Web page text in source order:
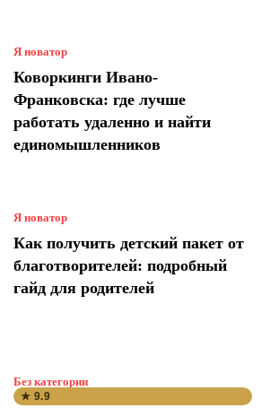
Я новатор
Коворкинги Ивано-
Франковска: где лучше
работать удаленно и найти
единомышленников
Я новатор
Как получить детский пакет от
благотворителей: подробный
гайд для родителей
Без категории
★ 9.9